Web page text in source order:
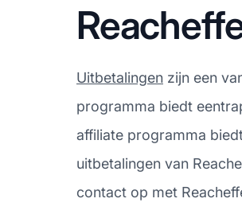
Uitbetalingen zijn een
programma biedt
affiliate programma
uitbetalingen van
contact op met